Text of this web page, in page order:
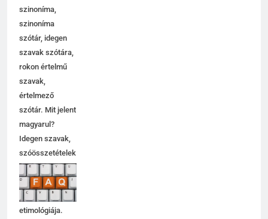
szinoníma,
szinoníma
szótár, idegen
szavak szótára,
rokon értelmű
szavak,
értelmező
szótár. Mit jelent
magyarul?
Idegen szavak,
szóösszetételek
jelentése,
magyarázata,
használata,
etimológiája.